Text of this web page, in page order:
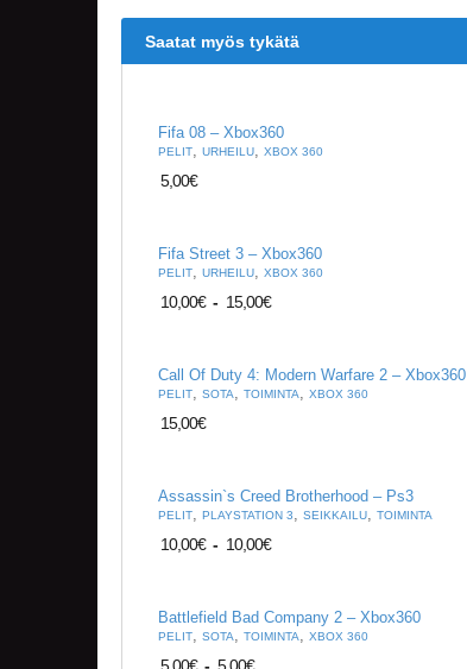
Saatat myös tykätä
Fifa 08 – Xbox360
PELIT, URHEILU, XBOX 360
5,00€
Fifa Street 3 – Xbox360
PELIT, URHEILU, XBOX 360
10,00€ - 15,00€
Call Of Duty 4: Modern Warfare 2 – Xbox360
PELIT, SOTA, TOIMINTA, XBOX 360
15,00€
Assassin`s Creed Brotherhood – Ps3
PELIT, PLAYSTATION 3, SEIKKAILU, TOIMINTA
10,00€ - 10,00€
Battlefield Bad Company 2 – Xbox360
PELIT, SOTA, TOIMINTA, XBOX 360